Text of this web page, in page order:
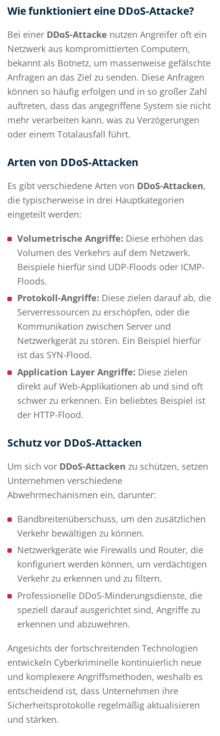
Wie funktioniert eine DDoS-Attacke?
Bei einer DDoS-Attacke nutzen Angreifer oft ein
Netzwerk aus kompromittierten Computern,
bekannt als Botnetz, um massenweise gefälschte
Anfragen an das Ziel zu senden. Diese Anfragen
können so häufig erfolgen und in so großer Zahl
auftreten, dass das angegriffene System sie nicht
mehr verarbeiten kann, was zu Verzögerungen
oder einem Totalausfall führt.
Arten von DDoS-Attacken
Es gibt verschiedene Arten von DDoS-Attacken,
die typischerweise in drei Hauptkategorien
eingeteilt werden:
Volumetrische Angriffe: Diese erhöhen das
Volumen des Verkehrs auf dem Netzwerk.
Beispiele hierfür sind UDP-Floods oder ICMP-
Floods.
Protokoll-Angriffe: Diese zielen darauf ab, die
Serverressourcen zu erschöpfen, oder die
Kommunikation zwischen Server und
Netzwerkgerät zu stören. Ein Beispiel hierfür
ist das SYN-Flood.
Application Layer Angriffe: Diese zielen
direkt auf Web-Applikationen ab und sind oft
schwer zu erkennen. Ein beliebtes Beispiel ist
der HTTP-Flood.
Schutz vor DDoS-Attacken
Um sich vor DDoS-Attacken zu schützen, setzen
Unternehmen verschiedene
Abwehrmechanismen ein, darunter:
Bandbreitenüberschuss, um den zusätzlichen
Verkehr bewältigen zu können.
Netzwerkgeräte wie Firewalls und Router, die
konfiguriert werden können, um verdächtigen
Verkehr zu erkennen und zu filtern.
Professionelle DDoS-Minderungsdienste, die
speziell darauf ausgerichtet sind, Angriffe zu
erkennen und abzuwehren.
Angesichts der fortschreitenden Technologien
entwickeln Cyberkriminelle kontinuierlich neue
und komplexere Angriffsmethoden, weshalb es
entscheidend ist, dass Unternehmen ihre
Sicherheitsprotokolle regelmäßig aktualisieren
und stärken.